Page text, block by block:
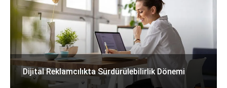
Dijital Reklamcılıkta Sürdürülebilirlik Dönemi